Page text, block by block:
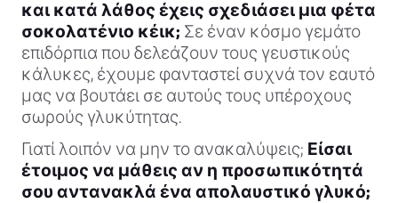
και κατά λάθος έχεις σχεδιάσει μια φέτα
σοκολατένιο κέικ; Σε έναν κόσμο γεμάτο
επιδόρπια που δελεάζουν τους γευστικούς
κάλυκες, έχουμε φανταστεί συχνά τον εαυτό
μας να βουτάει σε αυτούς τους υπέροχους
σωρούς γλυκύτητας.
Γιατί λοιπόν να μην το ανακαλύψεις; Είσαι
έτοιμος να μάθεις αν η προσωπικότητά
σου αντανακλά ένα απολαυστικό γλυκό;